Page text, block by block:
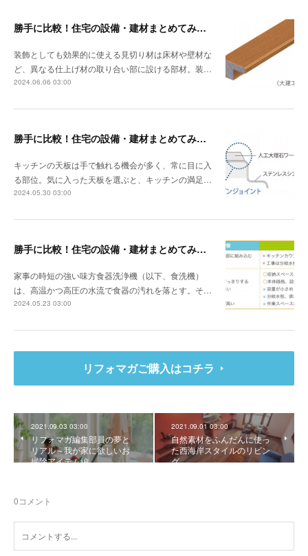
勝手に比較！住宅の設備・建材まとめてみました！～見切り材編
装飾としても効果的に使える見切り材は床材や壁材な
ど、異なる仕上げ材の取り合い部に設ける部材。装…
2024.06.06 03:00
勝手に比較！住宅の設備・建材まとめてみました！～キッチン天板の素材編
キッチンの天板は手で触れる機会が多く、常に目に入
る部位。気に入った天板を選ぶと、キッチンの満足…
2024.05.30 03:00
勝手に比較！住宅の設備・建材まとめてみました！～食器洗浄機編
家事の時短の強い味方食器洗浄機（以下、食洗機）
は、高温かつ高圧の水流で食器の汚れを落とす。そ…
2024.05.23 03:00
リフォマガご購入はコチラ
2021.09.03 03:00
リフォマガ編集部員の夢と
リアル～我が家に欲しいお
掃除アイテム編
2021.09.01 03:00
自然素材をふんだんに使っ
た西海岸スタイルのリビン
グ
0コメント